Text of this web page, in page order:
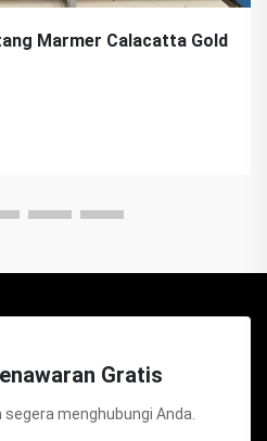
Marmer Calacatta Gold
Gratis
menghubungi Anda.